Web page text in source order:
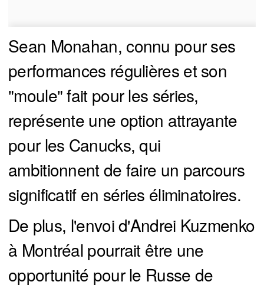
Sean Monahan, connu pour ses
performances régulières et son
"moule" fait pour les séries,
représente une option attrayante
pour les Canucks, qui
ambitionnent de faire un parcours
significatif en séries éliminatoires.
De plus, l'envoi d'Andrei Kuzmenko
à Montréal pourrait être une
opportunité pour le Russe de